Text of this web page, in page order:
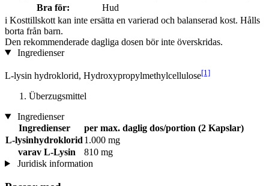
Bra för:
Hud
i Kosttillskott kan inte ersätta en varierad och balanserad kost. Hålls
borta från barn.
Den rekommenderade dagliga dosen bör inte överskridas.
Ingredienser
L-lysin hydroklorid, Hydroxypropylmethylcellulose[1]
Überzugsmittel
Ingredienser
Ingredienser
per max. daglig dos/portion (2 Kapslar)
L-lysinhydroklorid 1.000 mg
varav L-Lysin
810 mg
Juridisk information